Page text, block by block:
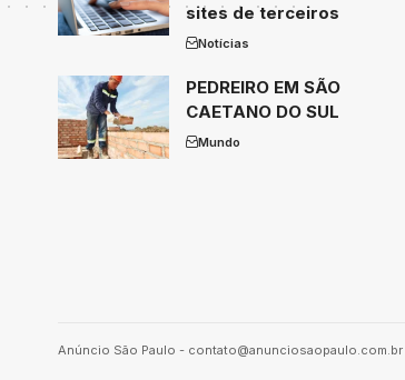
sites de terceiros
Notícias
PEDREIRO EM SÃO
CAETANO DO SUL
Mundo
Anúncio São Paulo - contato@anunciosaopaulo.com.br